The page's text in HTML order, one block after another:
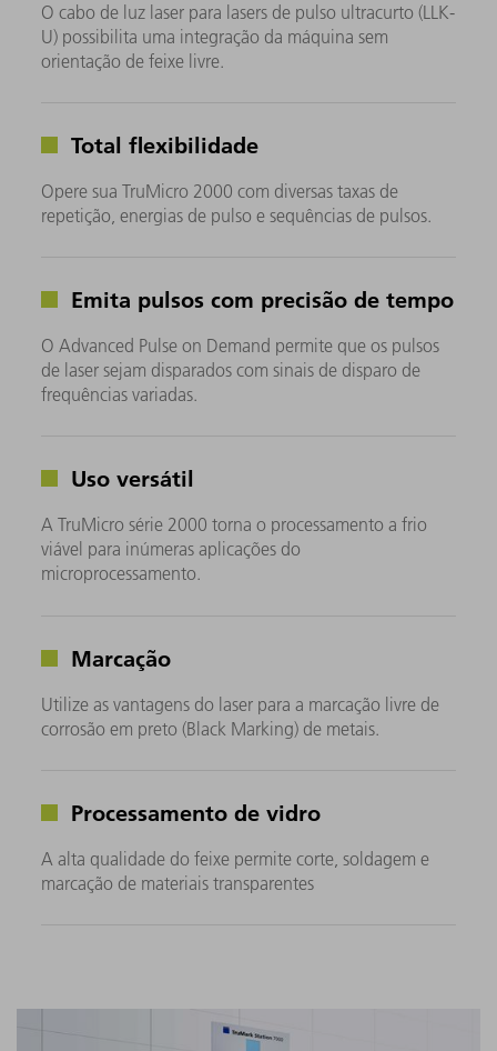
O cabo de luz laser para lasers de pulso ultracurto (LLK-
U) possibilita uma integração da máquina sem
orientação de feixe livre.
Total flexibilidade
Opere sua TruMicro 2000 com diversas taxas de
repetição, energias de pulso e sequências de pulsos.
Emita pulsos com precisão de tempo
O Advanced Pulse on Demand permite que os pulsos
de laser sejam disparados com sinais de disparo de
frequências variadas.
Uso versátil
A TruMicro série 2000 torna o processamento a frio
viável para inúmeras aplicações do
microprocessamento.
Marcação
Utilize as vantagens do laser para a marcação livre de
corrosão em preto (Black Marking) de metais.
Processamento de vidro
A alta qualidade do feixe permite corte, soldagem e
marcação de materiais transparentes